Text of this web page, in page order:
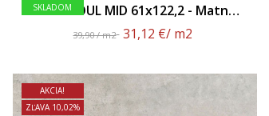
SKLADOM
GREY SOUL MID 61x122,2 - Matný
Povrch
39,90 / m2 31,12 €/ m2
AKCIA!
ZĽAVA 10,02%